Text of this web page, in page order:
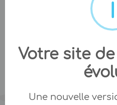
Votre site
Une nouvelle